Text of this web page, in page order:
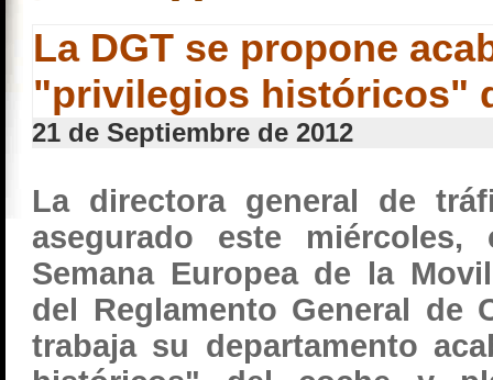
La DGT se propone
"privilegios históricos"
21 de Septiembre de 2012
La directora general de
asegurado este
Semana Europea de la
del Reglamento General de
trabaja su departamento